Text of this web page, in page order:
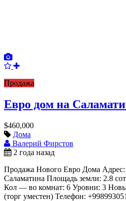
Продажа
Евро дом на
$460,000
Дома
Валерий Фирстов
2 года назад
Продажа Нового Евро Дома Адрес:
Саламатина Площадь земли: 2.8
Кол — во комнат: 6 Уровни: 3
(торг уместен) Телефон: